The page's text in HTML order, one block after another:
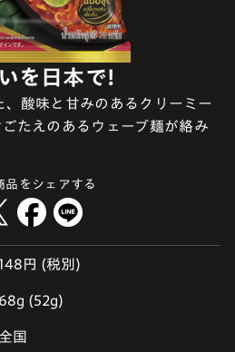
を日本で!
酸味と甘みのあるクリーミー
たえのあるウェーブ麺が絡み
品をシェアする
円 (税別)
68g (52g)
全国